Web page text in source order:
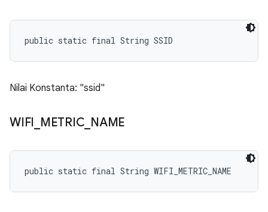
public static final String SSID
Nilai Konstanta: "ssid"
WIFI METRIC NAME
public static final String WIFI_METRIC_NAME